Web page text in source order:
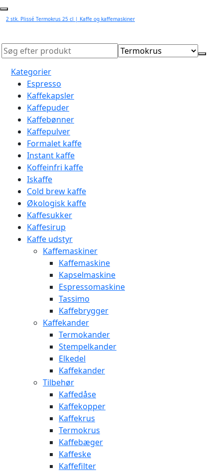
2 stk. Plissé Termokrus 25 cl | Kaffe og kaffemaskiner
Kategorier
Espresso
Kaffekapsler
Kaffepuder
Kaffebønner
Kaffepulver
Formalet kaffe
Instant kaffe
Koffeinfri kaffe
Iskaffe
Cold brew kaffe
Økologisk kaffe
Kaffesukker
Kaffesirup
Kaffe udstyr
Kaffemaskiner
Kaffemaskine
Kapselmaskine
Espressomaskine
Tassimo
Kaffebrygger
Kaffekander
Termokander
Stempelkander
Elkedel
Kaffekander
Tilbehør
Kaffedåse
Kaffekopper
Kaffekrus
Termokrus
Kaffebæger
Kaffeske
Kaffefilter